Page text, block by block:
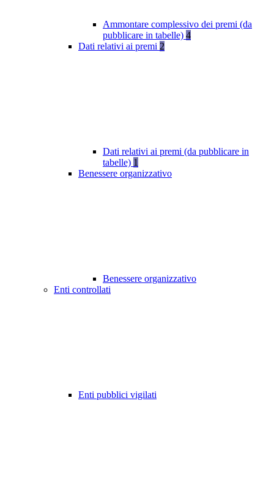
Ammontare complessivo dei premi (da
pubblicare in tabelle) 4
Dati relativi ai premi 2
Dati relativi ai premi (da pubblicare in
tabelle) 1
Benessere organizzativo
Benessere organizzativo
Enti controllati
Enti pubblici vigilati